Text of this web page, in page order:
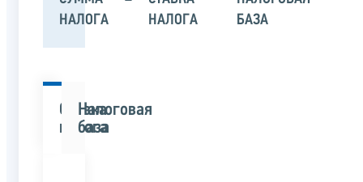
НАЛОГА
НАЛОГА
БАЗА
Ставка
налога
Налоговая
база